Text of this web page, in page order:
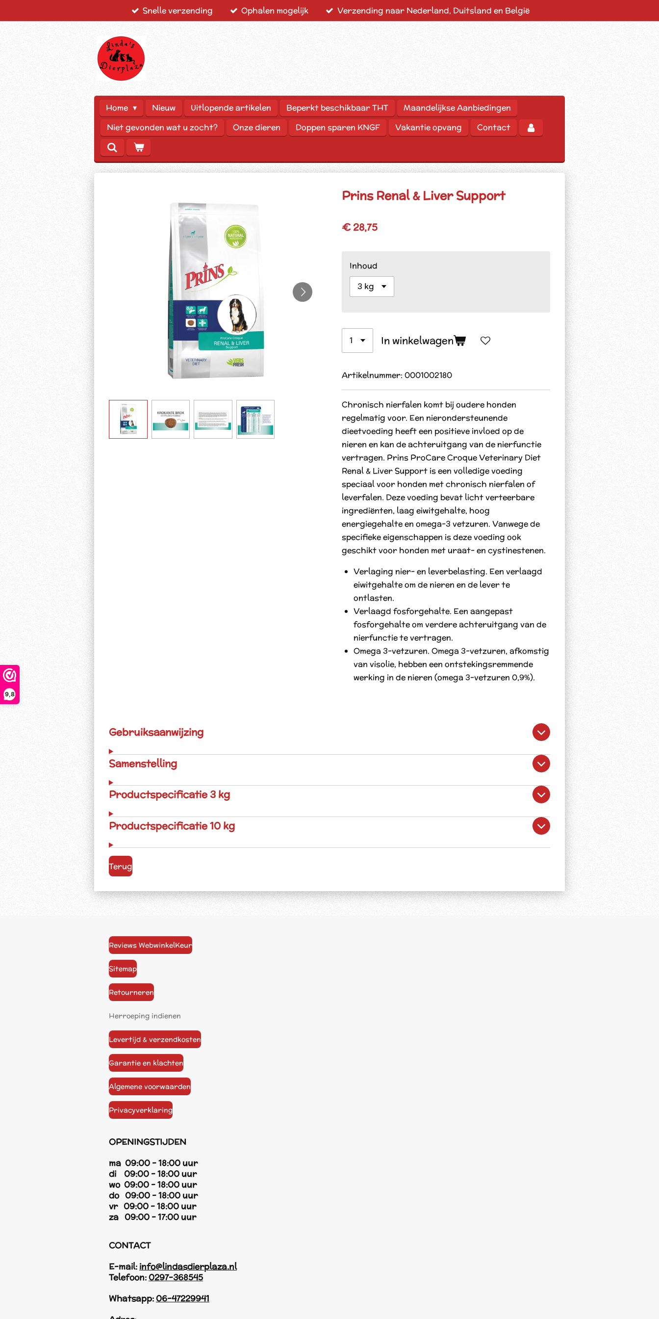
9,8
Snelle verzending Ophalen mogelijk Verzending naar Nederland, Duitsland en België
Home Nieuw Uitlopende artikelen Beperkt beschikbaar THT
Maandelijkse Aanbiedingen
Niet gevonden wat u zocht?
Onze dieren Doppen sparen KNGF Vakantie opvang Contact
Prins Renal & Liver Support
€ 28,75
Inhoud
In winkelwagen
Artikelnummer: 0001002180
Chronisch nierfalen komt bij oudere honden
regelmatig voor. Een nierondersteunende
dieetvoeding heeft een positieve invloed op de
nieren en kan de achteruitgang van de nierfunctie
vertragen. Prins ProCare Croque Veterinary Diet
Renal & Liver Support is een volledige voeding
speciaal voor honden met chronisch nierfalen of
leverfalen. Deze voeding bevat licht verteerbare
ingrediënten, laag eiwitgehalte, hoog
energiegehalte en omega-3 vetzuren. Vanwege de
specifieke eigenschappen is deze voeding ook
geschikt voor honden met uraat- en cystinestenen.
Verlaging nier- en leverbelasting. Een verlaagd
eiwitgehalte om de nieren en de lever te
ontlasten.
Verlaagd fosforgehalte. Een aangepast
fosforgehalte om verdere achteruitgang van de
nierfunctie te vertragen.
Omega 3-vetzuren. Omega 3-vetzuren, afkomstig
van visolie, hebben een ontstekingsremmende
werking in de nieren (omega 3-vetzuren 0,9%).
Gebruiksaanwijzing
Samenstelling
Productspecificatie 3 kg
Productspecificatie 10 kg
Terug
Reviews WebwinkelKeur
Sitemap
Retourneren
Herroeping indienen
Levertijd & verzendkosten
Garantie en klachten
Algemene voorwaarden
Privacyverklaring
OPENINGSTIJDEN
ma 09:00 - 18:00 uur
di 09:00 - 18:00 uur
wo 09:00 - 18:00 uur
do 09:00 - 18:00 uur
vr 09:00 - 18:00 uur
za 09:00 - 17:00 uur
CONTACT
E-mail: info@lindasdierplaza.nl
Telefoon:0297-368545
Whatsapp:06-47229941